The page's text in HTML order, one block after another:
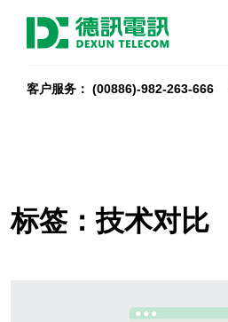
客户服务： (00886)-982-263-666
标签：技术对比